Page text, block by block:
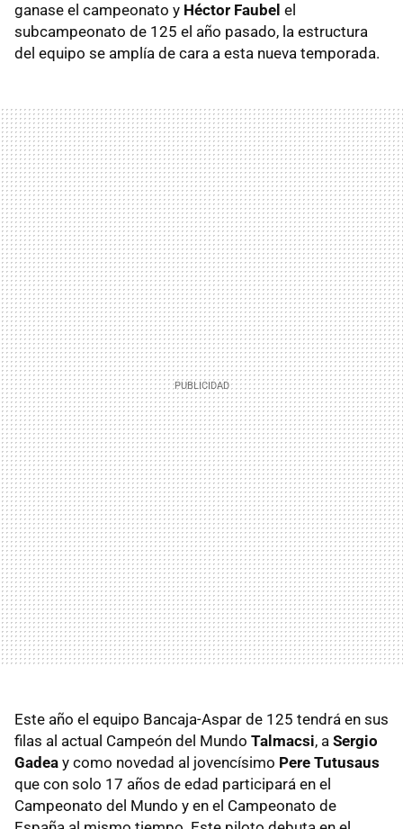
ganase el campeonato y Héctor Faubel el
subcampeonato de 125 el año pasado, la estructura
del equipo se amplía de cara a esta nueva temporada.
Este año el equipo Bancaja-Aspar de 125 tendrá en sus
filas al actual Campeón del Mundo Talmacsi, a Sergio
Gadea y como novedad al jovencísimo Pere Tutusaus
que con solo 17 años de edad participará en el
Campeonato del Mundo y en el Campeonato de